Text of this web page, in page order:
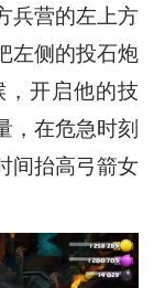
兵营的左上方
左侧的投石炮
开启他的技
，在危急时刻
间抬高弓箭女